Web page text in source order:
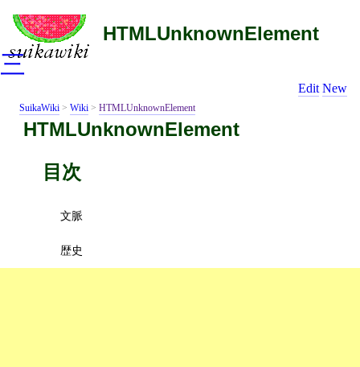
HTMLUnknownElement
Edit New
SuikaWiki > Wiki > HTMLUnknownElement
HTMLUnknownElement
目次
文脈
歴史
三